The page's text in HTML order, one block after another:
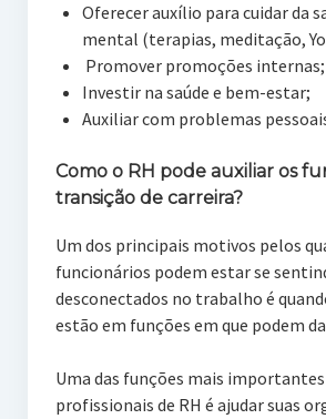
Oferecer auxílio para cuidar da
mental (terapias, meditação,
Promover promoções internas;
Investir na saúde e bem-estar;
Auxiliar com problemas
Como o RH pode auxiliar os
transição de carreira?
Um dos principais motivos pelos
funcionários podem estar se
desconectados no trabalho é
estão em funções em que podem
Uma das funções mais importantes
profissionais de RH é ajudar suas